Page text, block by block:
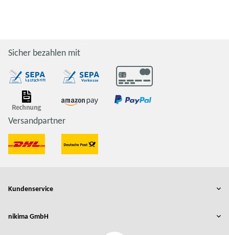
Sicher bezahlen mit
Versandpartner
Kundenservice
nikima GmbH